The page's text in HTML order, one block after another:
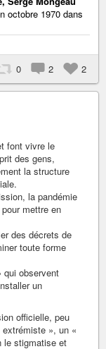
octobre 1970 dans
0 2 2
font vivre le
des gens,
la structure
la pandémie
mettre en
des décrets de
toute forme
qui observent
un
officielle, peu
», un «
le stigmatise et